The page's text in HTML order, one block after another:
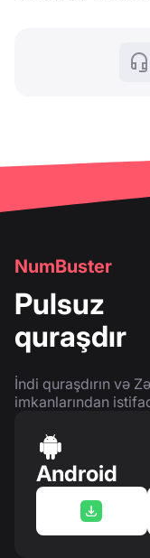
NumBuster
Pulsuz
quraşdır
İndi quraşdırın və
imkanlarından
Android